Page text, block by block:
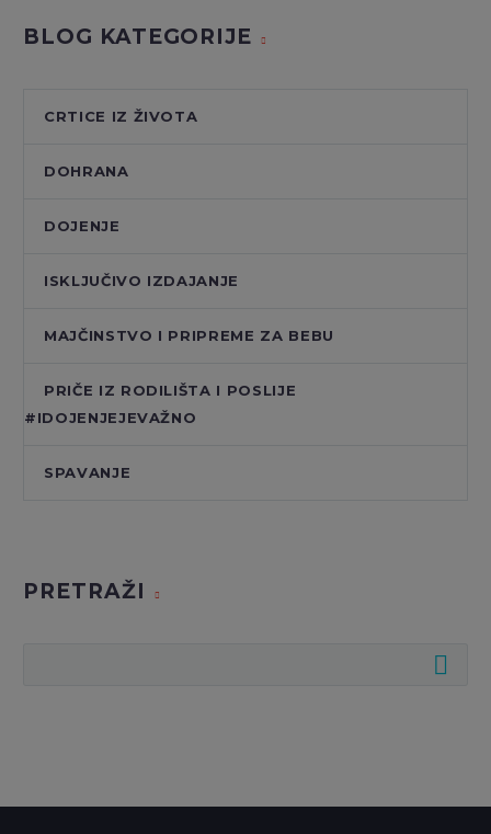
BLOG KATEGORIJE
CRTICE IZ ŽIVOTA
DOHRANA
DOJENJE
ISKLJUČIVO IZDAJANJE
MAJČINSTVO I PRIPREME ZA BEBU
PRIČE IZ RODILIŠTA I POSLIJE
#IDOJENJEJEVAŽNO
SPAVANJE
PRETRAŽI